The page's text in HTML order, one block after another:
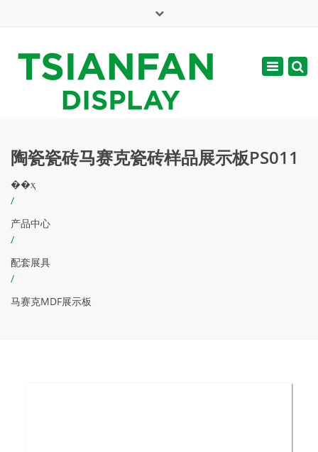
周一 - 周六: 7:00 - 17:00
Toggle
陶瓷瓷砖马赛克瓷砖样品展示板PS011
��ҳ
/
产品中心
/
配套展具
/
马赛克MDF展示板